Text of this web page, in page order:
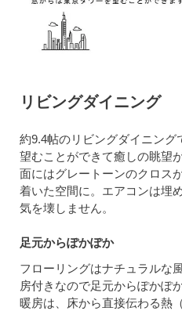
リビングダイニング
約9.4帖のリビングダイニン
望むことができて癒しの眺望
面にはグレートーンのクロス
着いた空間に。エアコンは埋
気を壊しません。
足元からぽかぽか
フローリングはナチュラルな
房付きなので足元からぽかぽ
暖房は、床から直接伝わる熱